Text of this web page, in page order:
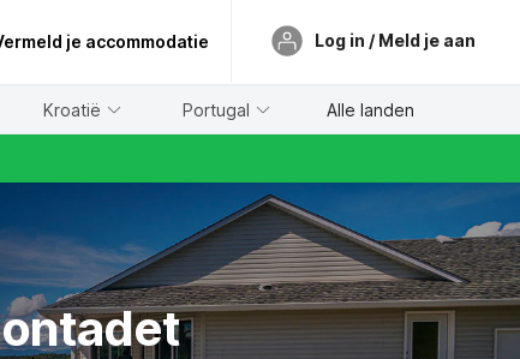
je accommodatie Log in / Meld je aan
Kroatië Portugal Alle landen